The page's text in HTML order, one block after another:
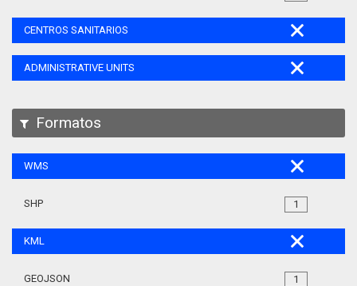
CENTROS SANITARIOS
ADMINISTRATIVE UNITS
Formatos
WMS
1
SHP
KML
1
GEOJSON